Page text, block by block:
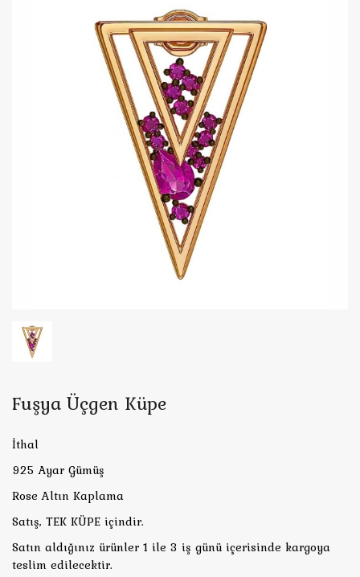
Fuşya Üçgen Küpe
İthal
925 Ayar Gümüş
Rose Altın Kaplama
Satış, TEK KÜPE içindir.
Satın aldığınız ürünler 1 ile 3 iş günü içerisinde kargoya
teslim edilecektir.